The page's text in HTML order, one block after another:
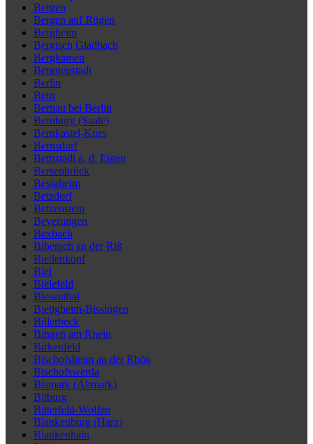
Bergen
Bergen auf Rügen
Bergheim
Bergisch Gladbach
Bergkamen
Bergneustadt
Berlin
Bern
Bernau bei Berlin
Bernburg (Saale)
Bernkastel-Kues
Bernsdorf
Bernstadt a. d. Eigen
Bersenbrück
Besigheim
Betzdorf
Betzenstein
Beverungen
Bexbach
Biberach an der Riß
Biedenkopf
Biel
Bielefeld
Biesenthal
Bietigheim-Bissingen
Billerbeck
Bingen am Rhein
Birkenfeld
Bischofsheim an der Rhön
Bischofswerda
Bismark (Altmark)
Bitburg
Bitterfeld-Wolfen
Blankenburg (Harz)
Blankenhain